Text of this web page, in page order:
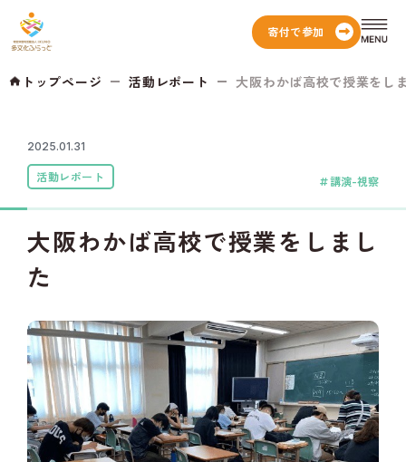
寄付で参加
トップページ 活動レポート 大阪わかば高校で授業をし
2025.01.31
活動レポート 講演-視察
大阪わかば高校で授業をしまし
た